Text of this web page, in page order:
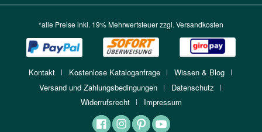
*alle Preise inkl. 19% Mehrwertsteuer zzgl. Versandkosten
Kontakt Kostenlose Kataloganfrage
Wissen & Blog
Versand und Zahlungsbedingungen
Datenschutz
Widerrufsrecht
Impressum